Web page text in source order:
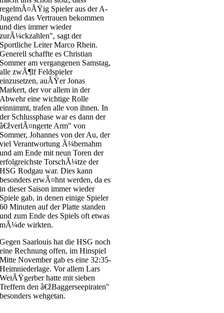
regelmÃ¤ÃŸig Spieler aus der A-
Jugend das Vertrauen bekommen
und dies immer wieder
zurÃ¼ckzahlen", sagt der
Sportliche Leiter Marco Rhein.
Generell schaffte es Christian
Sommer am vergangenen Samstag,
alle zwÃ¶lf Feldspieler
einzusetzen, auÃŸer Jonas
Markert, der vor allem in der
Abwehr eine wichtige Rolle
einnimmt, trafen alle von ihnen. In
der Schlussphase war es dann der
â€žverlÃ¤ngerte Arm" von
Sommer, Johannes von der Au, der
viel Verantwortung Ã¼bernahm
und am Ende mit neun Toren der
erfolgreichste TorschÃ¼tze der
HSG Rodgau war. Dies kann
besonders erwÃ¤hnt werden, da es
in dieser Saison immer wieder
Spiele gab, in denen einige Spieler
60 Minuten auf der Platte standen
und zum Ende des Spiels oft etwas
mÃ¼de wirkten.
Gegen Saarlouis hat die HSG noch
eine Rechnung offen, im Hinspiel
Mitte November gab es eine 32:35-
Heimniederlage. Vor allem Lars
WeiÃŸgerber hatte mit sieben
Treffern den â€žBaggerseepiraten"
besonders wehgetan.